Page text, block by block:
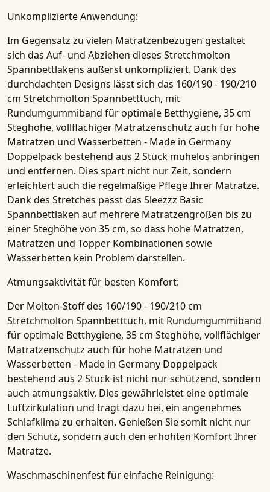
Unkomplizierte Anwendung:
Im Gegensatz zu vielen Matratzenbezügen gestaltet
sich das Auf- und Abziehen dieses Stretchmolton
Spannbettlakens äußerst unkompliziert. Dank des
durchdachten Designs lässt sich das 160/190 - 190/210
cm Stretchmolton Spannbetttuch, mit
Rundumgummiband für optimale Betthygiene, 35 cm
Steghöhe, vollflächiger Matratzenschutz auch für hohe
Matratzen und Wasserbetten - Made in Germany
Doppelpack bestehend aus 2 Stück mühelos anbringen
und entfernen. Dies spart nicht nur Zeit, sondern
erleichtert auch die regelmäßige Pflege Ihrer Matratze.
Dank des Stretches passt das Sleezzz Basic
Spannbettlaken auf mehrere Matratzengrößen bis zu
einer Steghöhe von 35 cm, so dass hohe Matratzen,
Matratzen und Topper Kombinationen sowie
Wasserbetten kein Problem darstellen.
Atmungsaktivität für besten Komfort:
Der Molton-Stoff des 160/190 - 190/210 cm
Stretchmolton Spannbetttuch, mit Rundumgummiband
für optimale Betthygiene, 35 cm Steghöhe, vollflächiger
Matratzenschutz auch für hohe Matratzen und
Wasserbetten - Made in Germany Doppelpack
bestehend aus 2 Stück ist nicht nur schützend, sondern
auch atmungsaktiv. Dies gewährleistet eine optimale
Luftzirkulation und trägt dazu bei, ein angenehmes
Schlafklima zu erhalten. Genießen Sie somit nicht nur
den Schutz, sondern auch den erhöhten Komfort Ihrer
Matratze.
Waschmaschinenfest für einfache Reinigung: